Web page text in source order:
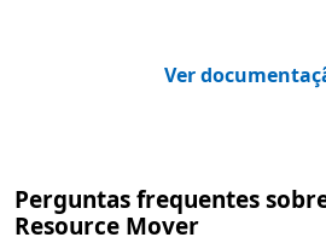
Ver
Perguntas frequentes
Resource Mover